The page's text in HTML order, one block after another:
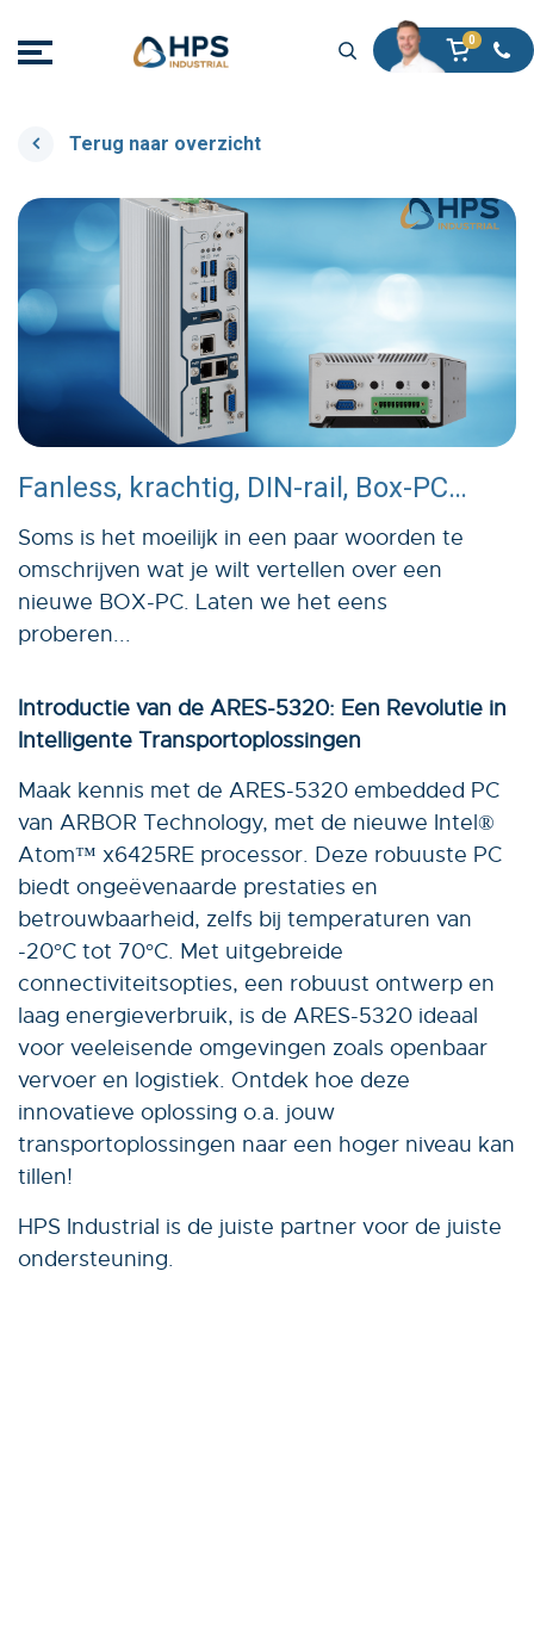
Terug naar overzicht
Fanless, krachtig, DIN-rail, Box-PC…
Soms is het moeilijk in een paar woorden te
omschrijven wat je wilt vertellen over een
nieuwe BOX-PC. Laten we het eens
proberen...
Introductie van de ARES-5320: Een Revolutie in
Intelligente Transportoplossingen
Maak kennis met de ARES-5320 embedded PC
van ARBOR Technology, met de nieuwe Intel®
Atom™ x6425RE processor. Deze robuuste PC
biedt ongeëvenaarde prestaties en
betrouwbaarheid, zelfs bij temperaturen van
-20°C tot 70°C. Met uitgebreide
connectiviteitsopties, een robuust ontwerp en
laag energieverbruik, is de ARES-5320 ideaal
voor veeleisende omgevingen zoals openbaar
vervoer en logistiek. Ontdek hoe deze
innovatieve oplossing o.a. jouw
transportoplossingen naar een hoger niveau kan
tillen!
HPS Industrial is de juiste partner voor de juiste
ondersteuning.